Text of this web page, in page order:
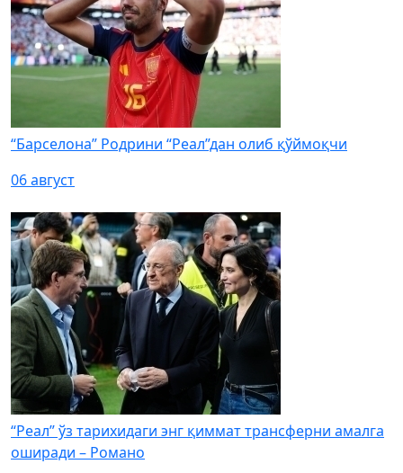
“Барселона” Родрини “Реал”дан олиб қўймоқчи
06 август
“Реал” ўз тарихидаги энг қиммат трансферни амалга
оширади – Романо